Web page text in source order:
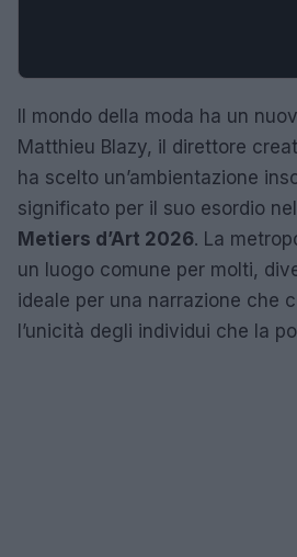
Il mondo della moda ha un
Matthieu Blazy, il direttore
ha scelto un’ambientazione
significato per il suo esordio
Metiers d’Art 2026. La
un luogo comune per molti,
ideale per una narrazione che
l’unicità degli individui che la